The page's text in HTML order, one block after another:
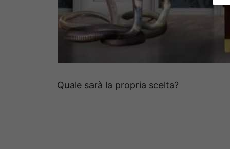
Quale sarà la propria scelta?